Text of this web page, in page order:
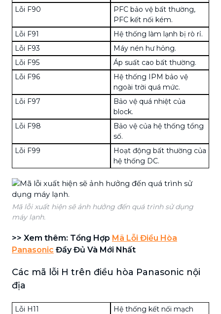
Lỗi F90
PFC bảo vệ bất thường,
PFC kết nối kém.
Lỗi F91
Hệ thống làm lạnh bị rò rỉ.
Lỗi F93
Máy nén hư hỏng.
Lỗi F95
Áp suất cao bất thường.
Lỗi F96
Hệ thống IPM bảo vệ
ngoài trời quá mức.
Lỗi F97
Bảo vệ quá nhiệt của
block.
Lỗi F98
Bảo vệ của hệ thống tổng
số.
Lỗi F99
Hoạt động bất thường của
hệ thống DC.
Mã lỗi xuất hiện sẽ ảnh hưởng đến quá trình sử dụng
máy lạnh.
>> Xem thêm: Tổng Hợp Mã Lỗi Điều Hòa
Panasonic Đầy Đủ Và Mới Nhất
Các mã lỗi H trên điều hòa Panasonic nội
địa
Lỗi H11
Hệ thống kết nối mạch